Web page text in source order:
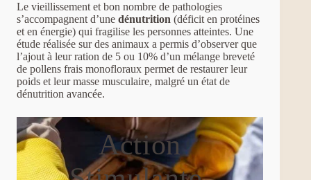
Le vieillissement et bon nombre de pathologies
s’accompagnent d’une dénutrition (déficit en protéines
et en énergie) qui fragilise les personnes atteintes. Une
étude réalisée sur des animaux a permis d’observer que
l’ajout à leur ration de 5 ou 10% d’un mélange breveté
de pollens frais monofloraux permet de restaurer leur
poids et leur masse musculaire, malgré un état de
dénutrition avancée.
Action